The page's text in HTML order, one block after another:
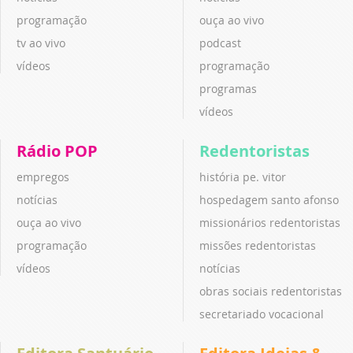
programação
tv ao vivo
vídeos
ouça ao vivo
podcast
programação
programas
vídeos
Rádio POP
empregos
notícias
ouça ao vivo
programação
vídeos
Redentoristas
história pe. vitor
hospedagem santo afonso
missionários redentoristas
missões redentoristas
notícias
obras sociais redentoristas
secretariado vocacional